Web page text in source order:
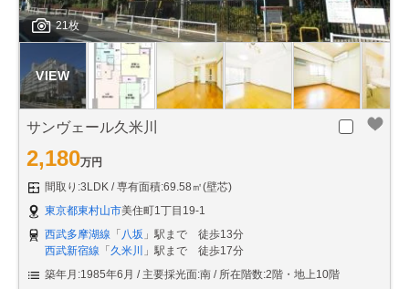
21枚
サンヴェール久米川
2,180万円
間取り:3LDK
専有面積:69.58㎡(壁芯)
東京都東村山市美住町1丁目19-1
西武多摩湖線 「 八坂 」駅まで 徒歩13分
西武新宿線 「 久米川
」駅まで 徒歩17分
築年月:1985年6月
主要採光面:南 所在階数:2階・地上10階